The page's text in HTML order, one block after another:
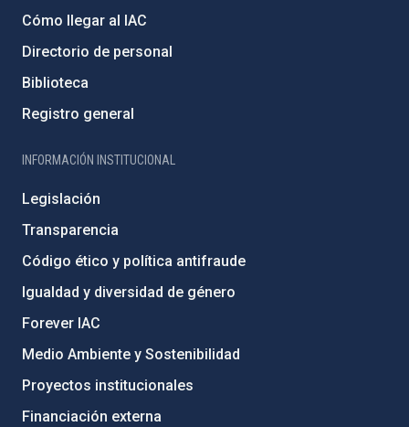
Cómo llegar al IAC
Directorio de personal
Biblioteca
Registro general
INFORMACIÓN INSTITUCIONAL
Legislación
Transparencia
Código ético y política antifraude
Igualdad y diversidad de género
Forever IAC
Medio Ambiente y Sostenibilidad
Proyectos institucionales
Financiación externa